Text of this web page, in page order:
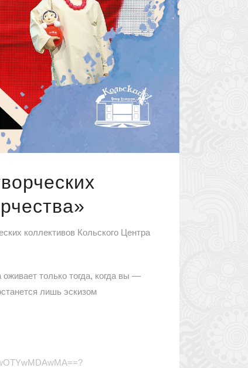
коллективов Кольского Центра
только тогда, когда вы —
лишь эскизом